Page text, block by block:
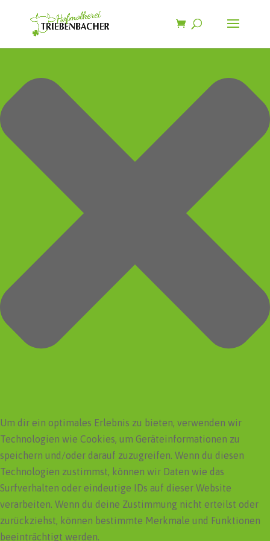
Um dir ein optimales Erlebnis zu bieten, verwenden wir
Technologien wie Cookies, um Geräteinformationen zu
speichern und/oder darauf zuzugreifen. Wenn du diesen
Technologien zustimmst, können wir Daten wie das
Surfverhalten oder eindeutige IDs auf dieser Website
verarbeiten. Wenn du deine Zustimmung nicht erteilst oder
zurückziehst, können bestimmte Merkmale und Funktionen
beeinträchtigt werden.